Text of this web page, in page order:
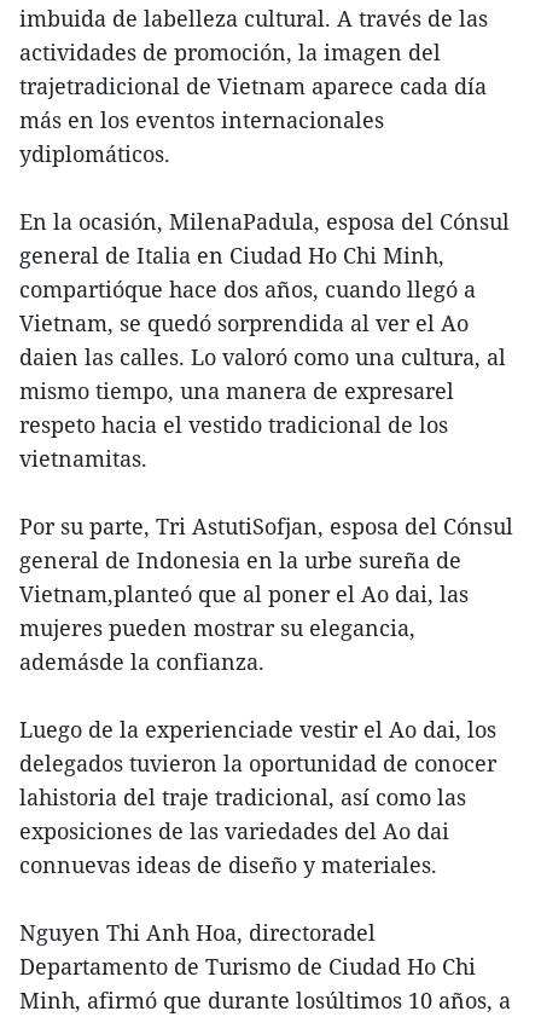
imbuida de labelleza cultural. A través de las
actividades de promoción, la imagen del
trajetradicional de Vietnam aparece cada día
más en los eventos internacionales
ydiplomáticos.
En la ocasión, MilenaPadula, esposa del Cónsul
general de Italia en Ciudad Ho Chi Minh,
compartióque hace dos años, cuando llegó a
Vietnam, se quedó sorprendida al ver el Ao
daien las calles. Lo valoró como una cultura, al
mismo tiempo, una manera de expresarel
respeto hacia el vestido tradicional de los
vietnamitas.
Por su parte, Tri AstutiSofjan, esposa del Cónsul
general de Indonesia en la urbe sureña de
Vietnam,planteó que al poner el Ao dai, las
mujeres pueden mostrar su elegancia,
ademásde la confianza.
Luego de la experienciade vestir el Ao dai, los
delegados tuvieron la oportunidad de conocer
lahistoria del traje tradicional, así como las
exposiciones de las variedades del Ao dai
connuevas ideas de diseño y materiales.
Nguyen Thi Anh Hoa, directoradel
Departamento de Turismo de Ciudad Ho Chi
Minh, afirmó que durante losúltimos 10 años, a